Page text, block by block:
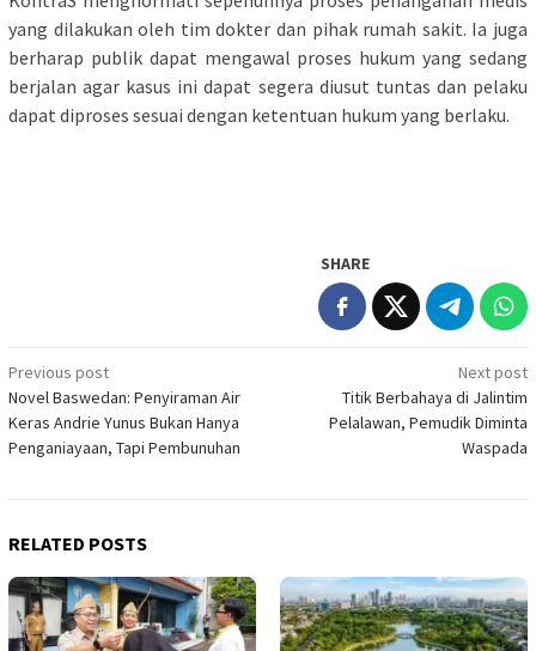
yang dilakukan oleh tim dokter dan pihak rumah sakit. Ia juga
berharap publik dapat mengawal proses hukum yang sedang
berjalan agar kasus ini dapat segera diusut tuntas dan pelaku
dapat diproses sesuai dengan ketentuan hukum yang berlaku.
SHARE
Post
navigation
Previous post
Novel Baswedan: Penyiraman Air
Keras Andrie Yunus Bukan Hanya
Penganiayaan, Tapi Pembunuhan
Next post
Titik Berbahaya di Jalintim
Pelalawan, Pemudik Diminta
Waspada
RELATED POSTS